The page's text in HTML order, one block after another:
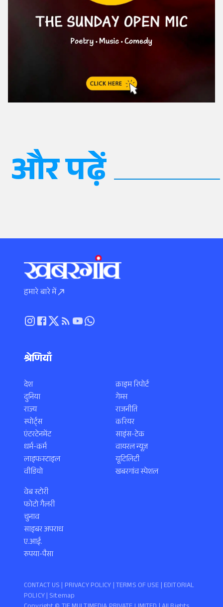
और पढ़ें
हमारे बारे में
श्रेणियाँ
देश
दुनिया
राज्य
स्पोर्ट्स
एंटरटेनमेंट
धर्म-कर्म
लाइफस्टाइल
वीडियो
क्राइम रिपोर्ट
गेम्स
राजनीति
करियर
साइंस-टेक
वायरल न्यूज़
यूटिलिटी
खबरगांव स्पेशल
वेब स्टोरी
फोटो गैलरी
चुनाव
साइबर अपराध
ए.आई.
रुपया-पैसा
CONTACT US | PRIVACY POLICY |TERMS OF USE | EDITORIAL
POLICY| Sitemap